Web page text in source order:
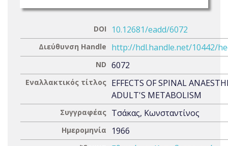
DOI 10.12681/eadd/6072
Διεύθυνση Handle http://hdl.handle.net/10442/
ND 6072
Εναλλακτικός τίτλος EFFECTS OF SPINAL
ADULT'S METABOLISM
Συγγραφέας Τσάκας, Κωνσταντίνος
Ημερομηνία 1966